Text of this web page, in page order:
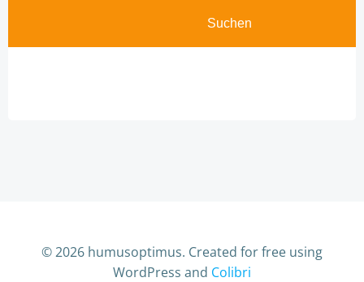
Suchen
© 2026 humusoptimus. Created for free using
WordPress and Colibri